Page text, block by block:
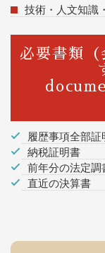
技術・人文知識
必要書類（
履歴事項全部証
納税証明書
前年分の法定調
直近の決算書